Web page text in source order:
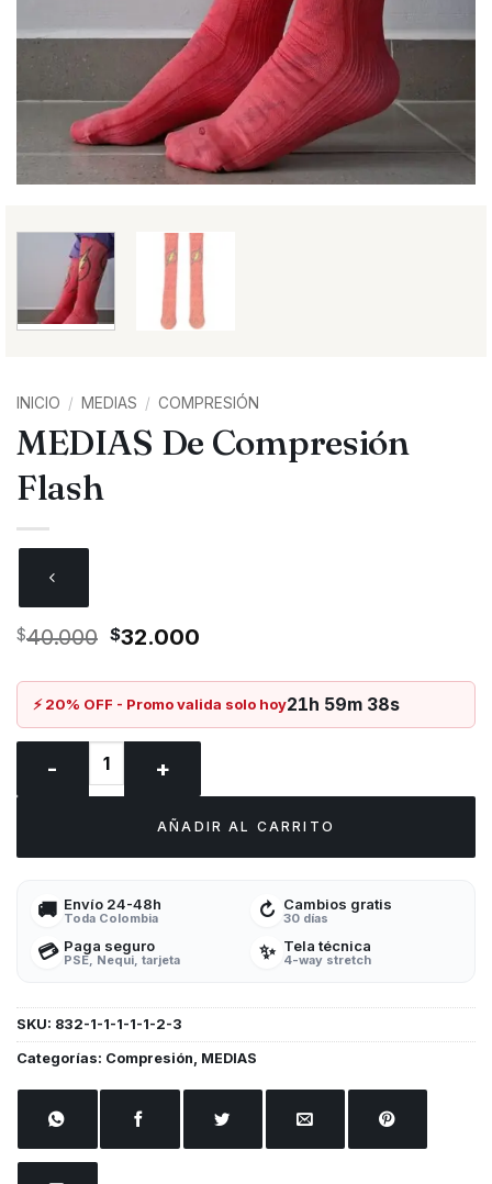
INICIO / MEDIAS / COMPRESIÓN
MEDIAS De Compresión
Flash
$40.000 El
original
era:
$40.000.
$32.000
actual
es:
$32.000.
⚡ 20% OFF - Promo valida solo hoy21h 59m 38s
MEDIAS De Compresión Flash cantidad
AÑADIR AL CARRITO
🚚 Envío 24-48h
Toda Colombia ↻ Cambios gratis
30 días
💳 Paga seguro
PSE, Nequi, tarjeta ✨ Tela técnica
4-way stretch
SKU: 832-1-1-1-1-1-2-3
Categorías: Compresión, MEDIAS